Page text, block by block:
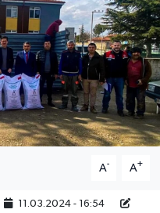
A- A+
11.03.2024 - 16:54